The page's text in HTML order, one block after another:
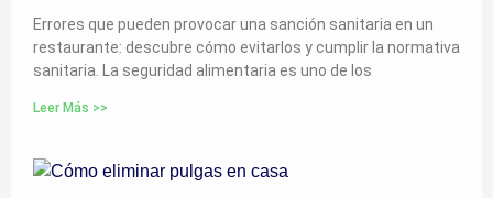
Errores que pueden provocar una sanción sanitaria en un
restaurante: descubre cómo evitarlos y cumplir la normativa
sanitaria. La seguridad alimentaria es uno de los
Leer Más >>